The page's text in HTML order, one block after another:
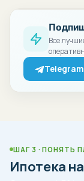
это шаг к
Все
Telegram
ШАГ 3 · ПОНЯТЬ
Ипотека